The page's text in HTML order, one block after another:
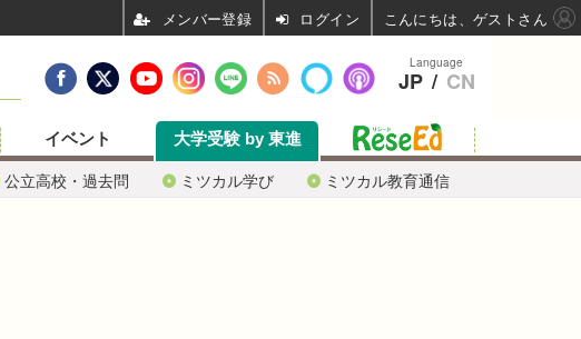
公立高校・過去問 ミツカル学び ミツカル教育通信
イベント 大学受験 by 東進
Language
JP / CN
ログイン こんにちは、ゲストさん